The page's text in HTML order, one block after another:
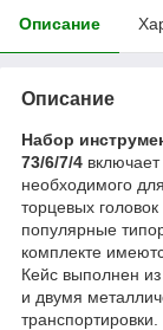
Описание
Описание
Набор
73/6/7/4
необходимого
торцевых
популярные
комплекте
Кейс выполнен
и двумя
транспортировки.